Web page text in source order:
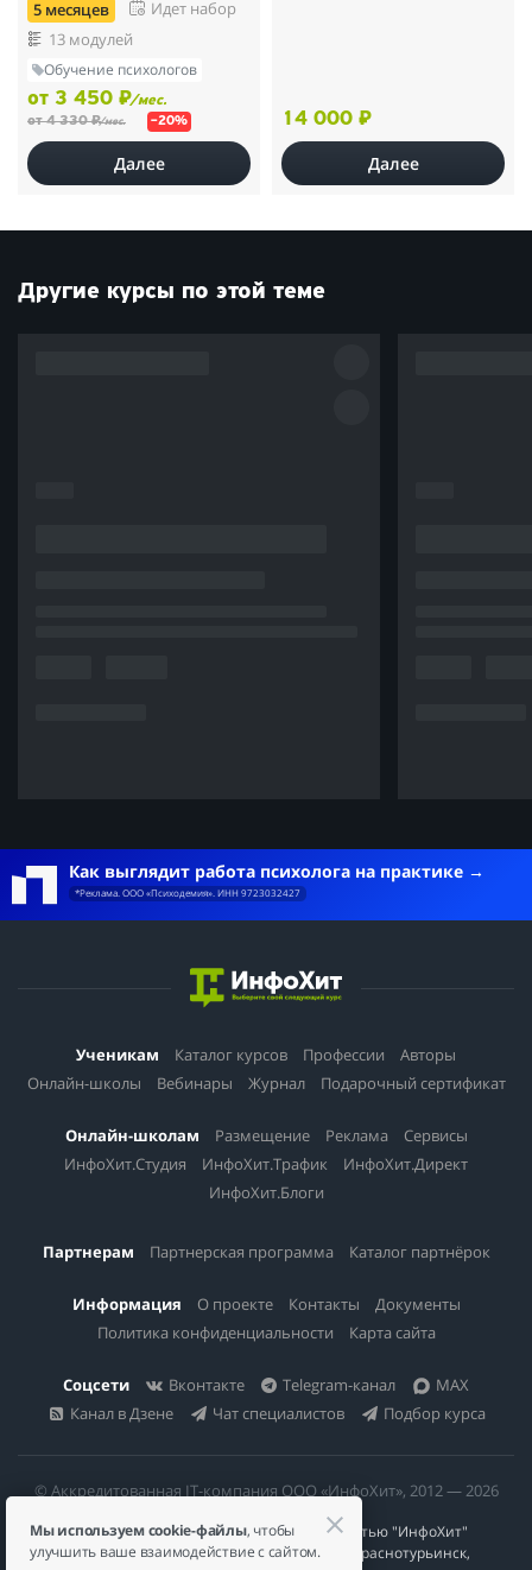
5 месяцев
Идет набор
13 модулей
Обучение психологов
от 3 450 ₽/мес.
от 4 330 ₽/мес. –20%
Далее
14 000 ₽
Далее
Другие курсы по этой теме
Как выглядит работа психолога на практике
*Реклама. ООО «Психодемия». ИНН 9723032427
Ученикам Каталог курсов Профессии
Авторы
Онлайн-школы
Вебинары Журнал Подарочный сертификат
Онлайн-школам Размещение Реклама
Сервисы
ИнфоХит.Студия
ИнфоХит.Трафик
ИнфоХит.Директ
ИнфоХит.Блоги
Партнерам Партнерская программа Каталог партнёрок
Информация О проекте Контакты
Документы
Политика конфиденциальности
Карта сайта
Соцсети Вконтакте Telegram-канал
MAX
Канал в Дзене
Чат специалистов Подбор курса
© Аккредитованная IT-компания ООО «ИнфоХит», 2012 — 2026
Общество с ограниченной ответственностью "ИнфоХит"
624446, Россия, Свердловская область, г. Краснотурьинск,
Мы используем cookie-файлы, чтобы
улучшить ваше взаимодействие с сайтом.